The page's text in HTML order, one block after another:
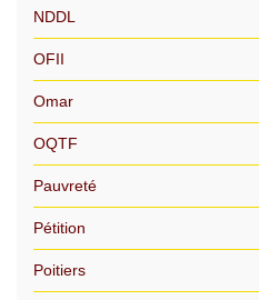
NDDL
OFII
Omar
OQTF
Pauvreté
Pétition
Poitiers